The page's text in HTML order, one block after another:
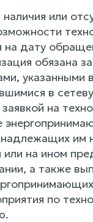
или
на дату
обязана
указанными
в
на
им
или на ином
а также
по